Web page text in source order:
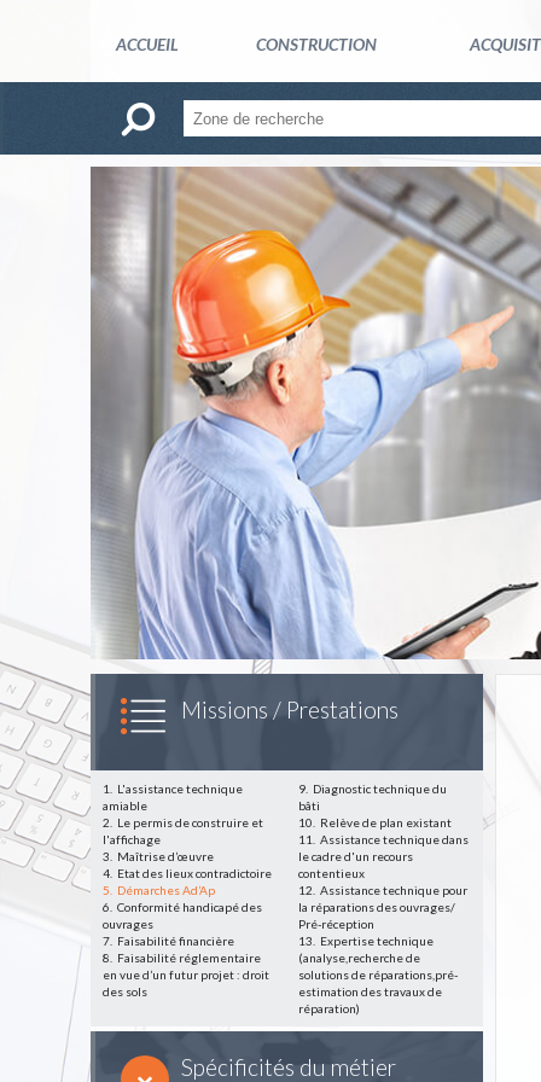
ACCUEIL CONSTRUCTION
Missions / Prestations
1.
L'assistance technique
amiable
2.
Le permis de construire et
l'affichage
3.
Maîtrise d’œuvre
4. Etat des lieux contradictoire
5.
Démarches Ad’Ap
6. Conformité handicapé des
ouvrages
7. Faisabilité financière
8.
Faisabilité réglementaire
en vue d’un futur projet : droit
des sols
9. Diagnostic technique du
bâti
10.
Relève de plan existant
11.
Assistance technique dans
le cadre d'un recours
contentieux
12. Assistance technique pour
la réparations des ouvrages/
Pré-réception
13.
Expertise technique
(analyse,recherche de
solutions de réparations,pré-
estimation des travaux de
réparation)
Spécificités du métier